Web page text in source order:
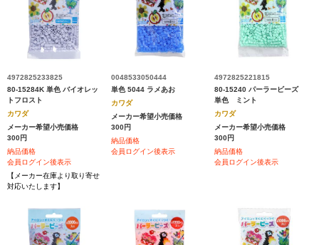
4972825233825
80-15284K 単色 バイオレッ
トフロスト
カワダ
メーカー希望小売価格
300円
納品価格
会員ログイン後表示
【メーカー在庫より取り寄せ
対応いたします】
0048533050444
単色 5044 ラメあお
カワダ
メーカー希望小売価格
300円
納品価格
会員ログイン後表示
4972825221815
80-15240 パーラービーズ
単色 ミント
カワダ
メーカー希望小売価格
300円
納品価格
会員ログイン後表示